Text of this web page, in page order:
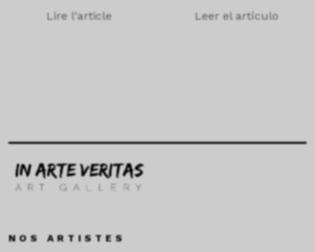
Lire l'article Leer el artículo
NOS ARTISTES